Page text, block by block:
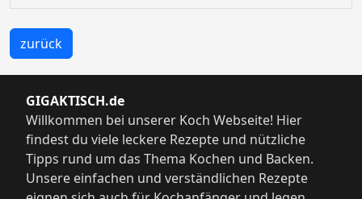
zurück
GIGAKTISCH.de
Willkommen bei unserer Koch Webseite! Hier
findest du viele leckere Rezepte und nützliche
Tipps rund um das Thema Kochen und Backen.
Unsere einfachen und verständlichen Rezepte